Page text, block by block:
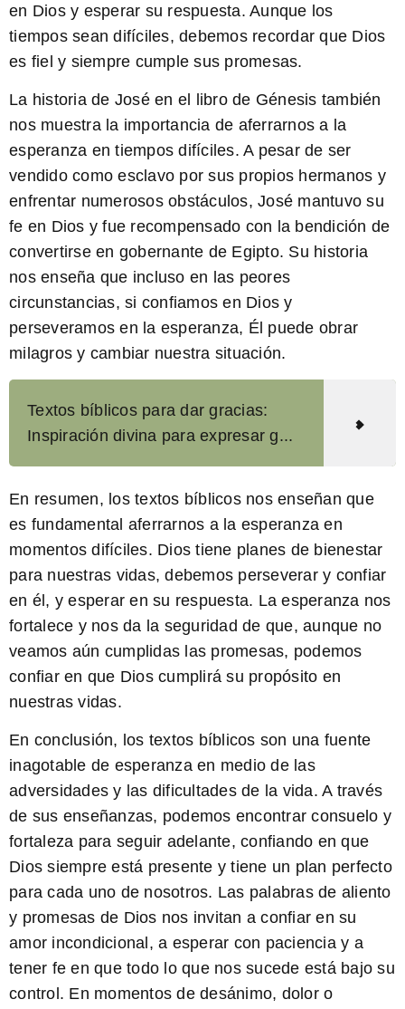
en Dios y esperar su respuesta. Aunque los
tiempos sean difíciles, debemos recordar que Dios
es fiel y siempre cumple sus promesas.
La historia de José en el libro de Génesis también
nos muestra la importancia de aferrarnos a la
esperanza en tiempos difíciles. A pesar de ser
vendido como esclavo por sus propios hermanos y
enfrentar numerosos obstáculos, José mantuvo su
fe en Dios y fue recompensado con la bendición de
convertirse en gobernante de Egipto. Su historia
nos enseña que incluso en las peores
circunstancias, si confiamos en Dios y
perseveramos en la esperanza, Él puede obrar
milagros y cambiar nuestra situación.
Textos bíblicos para dar gracias:
Inspiración divina para expresar g...
En resumen, los textos bíblicos nos enseñan que
es fundamental aferrarnos a la esperanza en
momentos difíciles. Dios tiene planes de bienestar
para nuestras vidas, debemos perseverar y confiar
en él, y esperar en su respuesta. La esperanza nos
fortalece y nos da la seguridad de que, aunque no
veamos aún cumplidas las promesas, podemos
confiar en que Dios cumplirá su propósito en
nuestras vidas.
En conclusión, los textos bíblicos son una fuente
inagotable de esperanzaen medio de las
adversidades y las dificultades de la vida. A través
de sus enseñanzas, podemos encontrar consuelo y
fortaleza para seguir adelante, confiando en que
Dios siempre está presente y tiene un plan perfecto
para cada uno de nosotros. Las palabras de aliento
y promesas de Dios nos invitan a confiar en su
amor incondicional, a esperar con paciencia y a
tener fe en que todo lo que nos sucede está bajo su
control. En momentos de desánimo, dolor o